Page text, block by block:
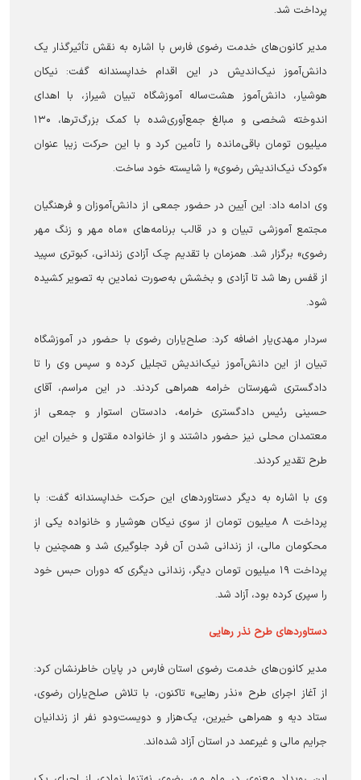
پرداخت شد.
مدیر کانون‌های خدمت رضوی فارس با اشاره به نقش تأثیرگذار یک
دانش‌آموز نیک‌اندیش در این اقدام خداپسندانه گفت: نیکان
هوشیار، دانش‌آموز هشت‌ساله آموزشگاه تبیان شیراز، با اهدای
اندوخته شخصی و مبالغ جمع‌آوری‌شده با کمک بزرگ‌ترها، ۱۳۰
میلیون تومان باقی‌مانده را تأمین کرد و با این حرکت زیبا عنوان
«کودک نیک‌اندیش رضوی» را شایسته خود ساخت.
وی ادامه داد: این آیین در حضور جمعی از دانش‌آموزان و فرهنگیان
مجتمع آموزشی تبیان و در قالب برنامه‌های «ماه مهر و زنگ مهر
رضوی» برگزار شد. همزمان با تقدیم چک آزادی زندانی، کبوتری سپید
از قفس رها شد تا آزادی و بخشش به‌صورت نمادین به تصویر کشیده
شود.
سردار مهدی‌یار اضافه کرد: صلح‌یاران رضوی با حضور در آموزشگاه
تبیان از این دانش‌آموز نیک‌اندیش تجلیل کرده و سپس وی را تا
دادگستری شهرستان خرامه همراهی کردند. در این مراسم، آقای
حسینی رئیس دادگستری خرامه، دادستان استوار و جمعی از
معتمدان محلی نیز حضور داشتند و از خانواده مقتول و خیران این
طرح تقدیر کردند.
وی با اشاره به دیگر دستاوردهای این حرکت خداپسندانه گفت: با
پرداخت ۸ میلیون تومان از سوی نیکان هوشیار و خانواده یکی از
محکومان مالی، از زندانی شدن آن فرد جلوگیری شد و همچنین با
پرداخت ۱۹ میلیون تومان دیگر، زندانی دیگری که دوران حبس خود
را سپری کرده بود، آزاد شد.
دستاوردهای طرح نذر رهایی
مدیر کانون‌های خدمت رضوی استان فارس در پایان خاطرنشان کرد:
از آغاز اجرای طرح «نذر رهایی» تاکنون، با تلاش صلح‌یاران رضوی،
ستاد دیه و همراهی خیرین، یک‌هزار و دویست‌و‌دو نفر از زندانیان
جرایم مالی و غیرعمد در استان آزاد شده‌اند.